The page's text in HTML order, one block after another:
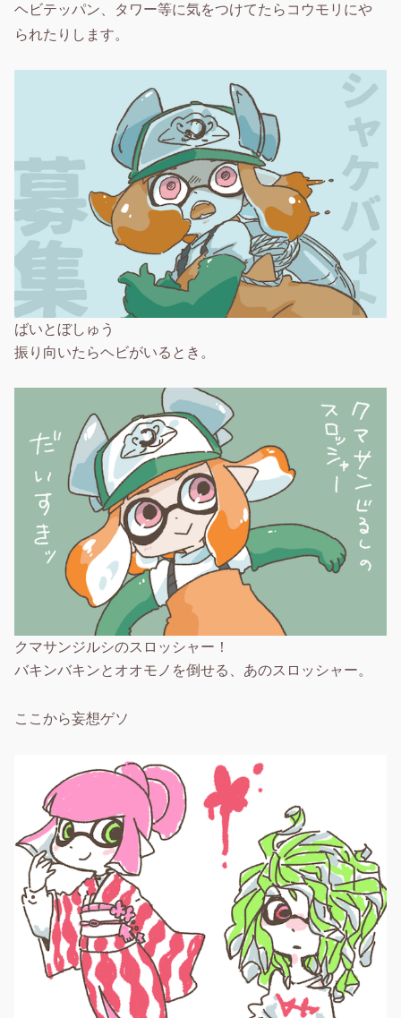
ヘビテッパン、タワー等に気をつけてたらコウモリにや
られたりします。
ばいとぼしゅう
振り向いたらヘビがいるとき。
クマサンジルシのスロッシャー！
バキンバキンとオオモノを倒せる、あのスロッシャー。
ここから妄想ゲソ